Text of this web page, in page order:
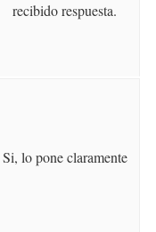
recibido respuesta.
Si, lo pone claramente